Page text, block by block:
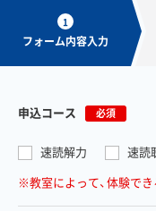
1
フォーム内容入力
申込コース 必須
速読解力
速読
※教室によって、体験で